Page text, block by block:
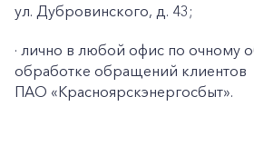
ул. Дубровинского, д. 43;
· лично в любой офис по очному
обработке обращений клиентов
ПАО «Красноярскэнергосбыт».